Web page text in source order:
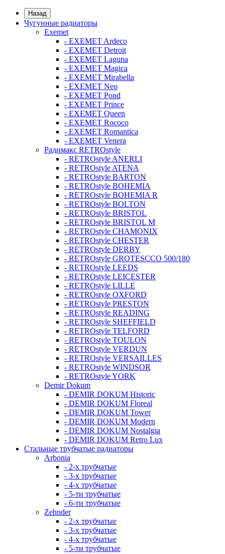
Назад
Чугунные радиаторы
Exemet
- EXEMET Ardeco
- EXEMET Detroit
- EXEMET Laguna
- EXEMET Magica
- EXEMET Mirabella
- EXEMET Neo
- EXEMET Pond
- EXEMET Prince
- EXEMET Queen
- EXEMET Rococo
- EXEMET Romantica
- EXEMET Venera
Радимакс RETROstyle
- RETROstyle ANERLI
- RETROstyle ATENA
- RETROstyle BARTON
- RETROstyle BOHEMIA
- RETROstyle BOHEMIA R
- RETROstyle BOLTON
- RETROstyle BRISTOL
- RETROstyle BRISTOL M
- RETROstyle CHAMONIX
- RETROstyle CHESTER
- RETROstyle DERBY
- RETROstyle GROTESCCO 500/180
- RETROstyle LEEDS
- RETROstyle LEICESTER
- RETROstyle LILLE
- RETROstyle OXFORD
- RETROstyle PRESTON
- RETROstyle READING
- RETROstyle SHEFFIELD
- RETROstyle TELFORD
- RETROstyle TOULON
- RETROstyle VERDUN
- RETROstyle VERSAILLES
- RETROstyle WINDSOR
- RETROstyle YORK
Demir Dokum
- DEMIR DOKUM Historic
- DEMIR DOKUM Floreal
- DEMIR DOKUM Tower
- DEMIR DOKUM Modern
- DEMIR DOKUM Nostalgia
- DEMIR DOKUM Retro Lux
Стальные трубчатые радиаторы
Arbonia
- 2-х трубчатые
- 3-х трубчатые
- 4-х трубчатые
- 5-ти трубчатые
- 6-ти трубчатые
Zehnder
- 2-х трубчатые
- 3-х трубчатые
- 4-х трубчатые
- 5-ти трубчатые